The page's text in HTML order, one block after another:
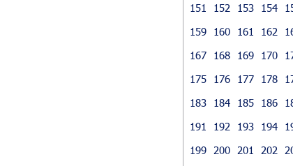
151
152 153 154
159
160 161 162
167
168 169 170
175
176 177 178
183
184 185 186
191
192 193 194
199
200 201 202